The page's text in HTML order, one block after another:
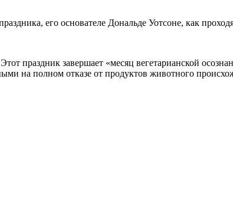
его основателе Дональде Уотсоне, как
праздник завершает «месяц вегетарианской
на полном отказе от продуктов животного